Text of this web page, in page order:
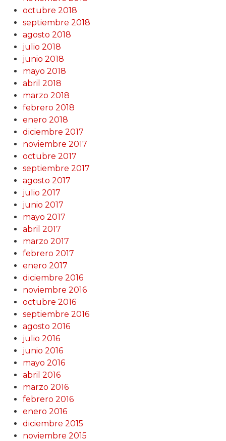
octubre 2018
septiembre 2018
agosto 2018
julio 2018
junio 2018
mayo 2018
abril 2018
marzo 2018
febrero 2018
enero 2018
diciembre 2017
noviembre 2017
octubre 2017
septiembre 2017
agosto 2017
julio 2017
junio 2017
mayo 2017
abril 2017
marzo 2017
febrero 2017
enero 2017
diciembre 2016
noviembre 2016
octubre 2016
septiembre 2016
agosto 2016
julio 2016
junio 2016
mayo 2016
abril 2016
marzo 2016
febrero 2016
enero 2016
diciembre 2015
noviembre 2015